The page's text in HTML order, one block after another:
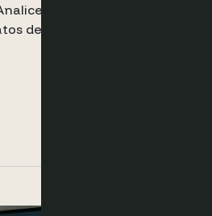
los precios de la
de comportamiento en
de ingresos